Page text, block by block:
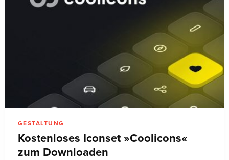
GESTALTUNG
Kostenloses Iconset »Coolicons«
zum Downloaden